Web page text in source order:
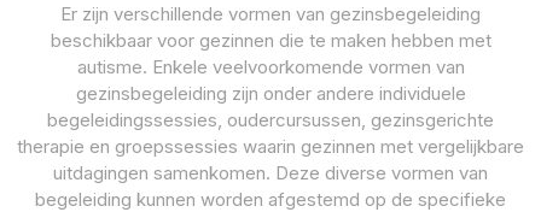
Er zijn verschillende vormen van gezinsbegeleiding
beschikbaar voor gezinnen die te maken hebben met
autisme. Enkele veelvoorkomende vormen van
gezinsbegeleiding zijn onder andere individuele
begeleidingssessies, oudercursussen, gezinsgerichte
therapie en groepssessies waarin gezinnen met vergelijkbare
uitdagingen samenkomen. Deze diverse vormen van
begeleiding kunnen worden afgestemd op de specifieke